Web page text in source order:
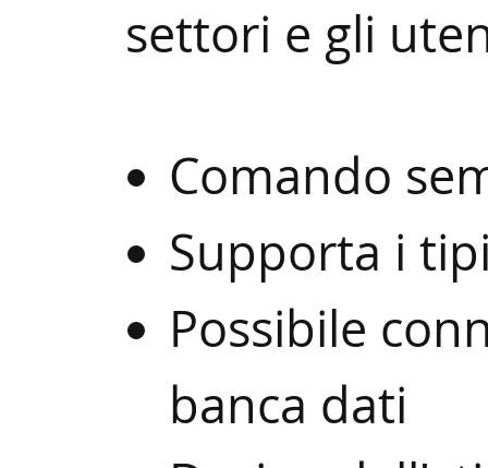
settori e gli
Comando
Supporta i
Possibile
banca dati